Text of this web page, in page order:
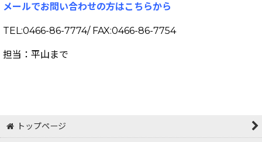
メールでお問い合わせの方はこちらから
TEL:0466-86-7774/ FAX:0466-86-7754
担当：平山まで
トップページ